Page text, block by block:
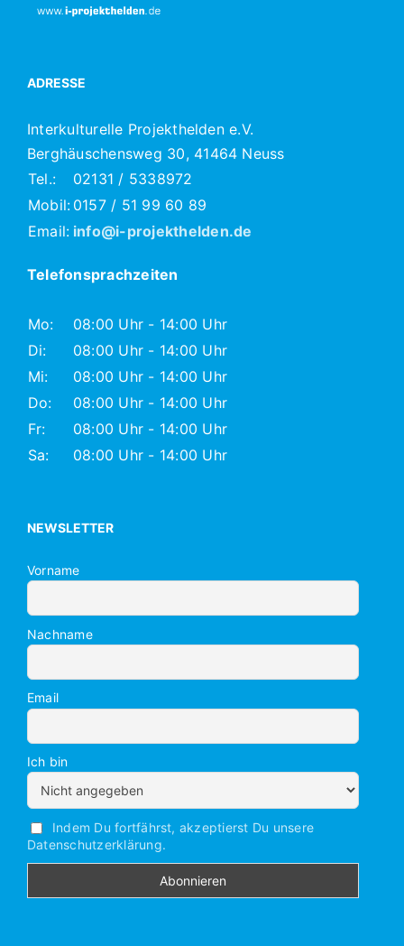
ADRESSE
Interkulturelle Projekthelden e.V.
Berghäuschensweg 30, 41464 Neuss
Tel.:
02131 / 5338972
Mobil: 0157 / 51 99 60 89
Email: info@i-projekthelden.de
Telefonsprachzeiten
Mo:
08:00 Uhr - 14:00 Uhr
Di:
08:00 Uhr - 14:00 Uhr
Mi:
08:00 Uhr - 14:00 Uhr
Do:
08:00 Uhr - 14:00 Uhr
Fr:
08:00 Uhr - 14:00 Uhr
Sa:
08:00 Uhr - 14:00 Uhr
NEWSLETTER
Vorname
Nachname
Email
Ich bin
Indem Du fortfährst, akzeptierst Du unsere
Datenschutzerklärung.